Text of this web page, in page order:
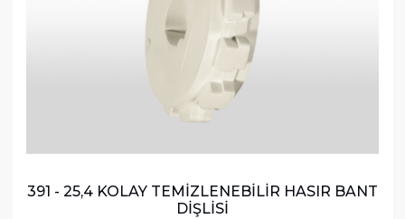
391 - 25,4 KOLAY TEMİZLENEBİLİR HASIR BANT
DİŞLİSİ